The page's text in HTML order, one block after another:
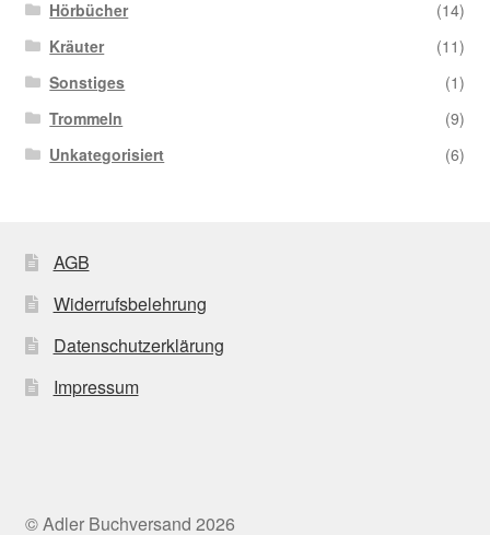
Hörbücher
(14)
Kräuter
(11)
Sonstiges
(1)
Trommeln
(9)
Unkategorisiert
(6)
AGB
Widerrufsbelehrung
Datenschutzerklärung
Impressum
© Adler Buchversand 2026